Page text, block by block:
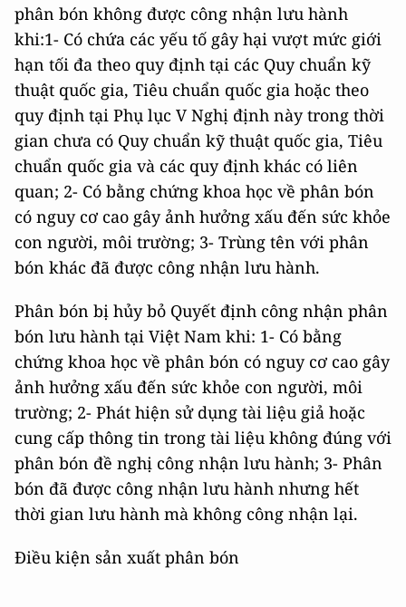
phân bón không được công nhận lưu hành
khi:1- Có chứa các yếu tố gây hại vượt mức giới
hạn tối đa theo quy định tại các Quy chuẩn kỹ
thuật quốc gia, Tiêu chuẩn quốc gia hoặc theo
quy định tại Phụ lục V Nghị định này trong thời
gian chưa có Quy chuẩn kỹ thuật quốc gia, Tiêu
chuẩn quốc gia và các quy định khác có liên
quan; 2- Có bằng chứng khoa học về phân bón
có nguy cơ cao gây ảnh hưởng xấu đến sức khỏe
con người, môi trường; 3- Trùng tên với phân
bón khác đã được công nhận lưu hành.
Phân bón bị hủy bỏ Quyết định công nhận phân
bón lưu hành tại Việt Nam khi: 1- Có bằng
chứng khoa học về phân bón có nguy cơ cao gây
ảnh hưởng xấu đến sức khỏe con người, môi
trường; 2- Phát hiện sử dụng tài liệu giả hoặc
cung cấp thông tin trong tài liệu không đúng với
phân bón đề nghị công nhận lưu hành; 3- Phân
bón đã được công nhận lưu hành nhưng hết
thời gian lưu hành mà không công nhận lại.
Điều kiện sản xuất phân bón